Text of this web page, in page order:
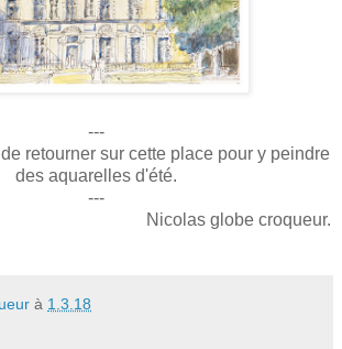
---
retourner sur cette place pour y peindre
des aquarelles d'été.
---
Nicolas globe croqueur.
à 1.3.18